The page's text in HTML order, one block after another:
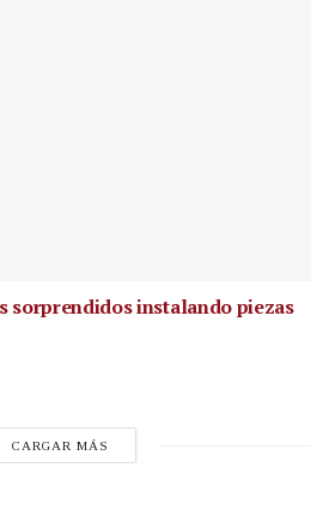
sorprendidos instalando piezas
CARGAR MÁS